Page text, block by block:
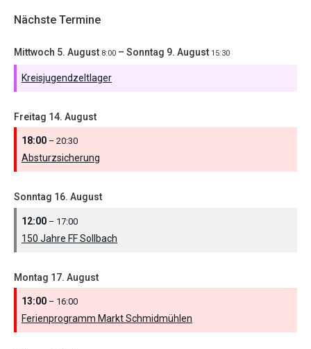
Nächste Termine
Mittwoch 5. August 8:00 – Sonntag 9. August 15:30
Kreisjugendzeltlager
Freitag 14. August
18:00 – 20:30
Absturzsicherung
Sonntag 16. August
12:00 – 17:00
150 Jahre FF Sollbach
Montag 17. August
13:00 – 16:00
Ferienprogramm Markt Schmidmühlen